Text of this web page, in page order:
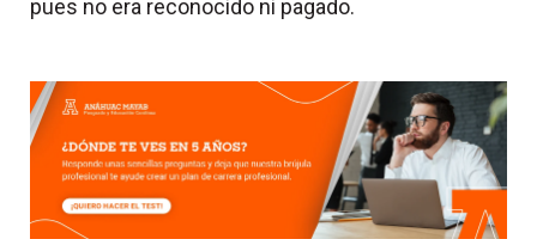
pues no era reconocido ni pagado.